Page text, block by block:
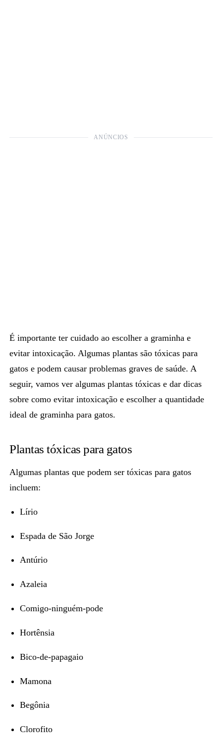
ANÚNCIOS
É importante ter cuidado ao escolher a graminha e
evitar intoxicação. Algumas plantas são tóxicas para
gatos e podem causar problemas graves de saúde. A
seguir, vamos ver algumas plantas tóxicas e dar dicas
sobre como evitar intoxicação e escolher a quantidade
ideal de graminha para gatos.
Plantas tóxicas para gatos
Algumas plantas que podem ser tóxicas para gatos
incluem:
Lírio
Espada de São Jorge
Antúrio
Azaleia
Comigo-ninguém-pode
Hortênsia
Bico-de-papagaio
Mamona
Begônia
Clorofito